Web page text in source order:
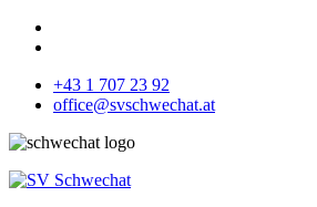
+43 1 707 23 92
office@svschwechat.at